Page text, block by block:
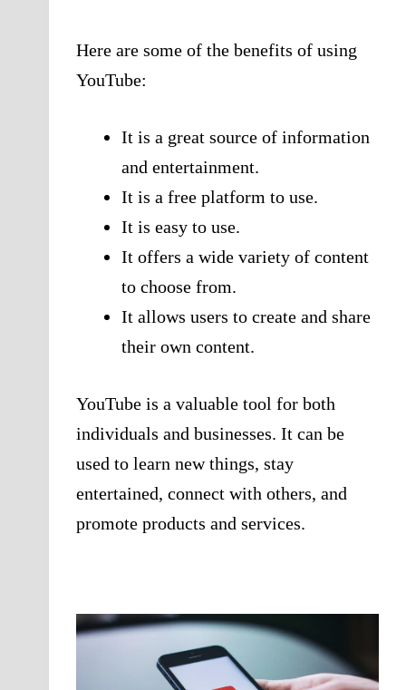
Here are some of the benefits of using
YouTube:
It is a great source of information
and entertainment.
It is a free platform to use.
It is easy to use.
It offers a wide variety of content
to choose from.
It allows users to create and share
their own content.
YouTube is a valuable tool for both
individuals and businesses. It can be
used to learn new things, stay
entertained, connect with others, and
promote products and services.